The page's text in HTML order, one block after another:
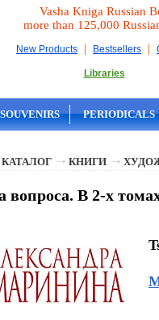
Vasha Kniga Russian
more than 125,000
New Products | Bestsellers |
Libraries
PERIODICALS
КАТАЛОГ КНИГИ
вопроса. В 2-х